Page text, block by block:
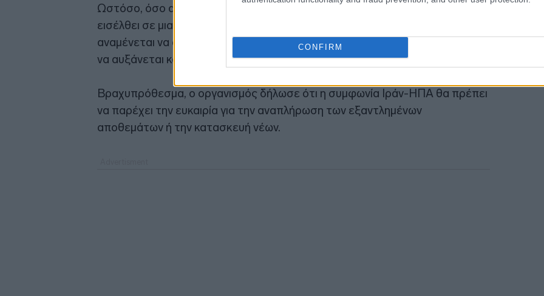
CONFIRM
Ωστόσο, όσο αφορά το 2027 ο IEA δήλωσε ότι η αγορά πετρελαίου θα
εισέλθει σε μια σημαντική υπερπροσφορά, με την παγκόσμια παραγωγή να
αναμένεται να αυξηθεί κατά 8 εκατομμύρια βαρέλια την ημέρα και τη ζήτηση
να αυξάνεται κατά μόλις 2 εκατομμύρια.
Βραχυπρόθεσμα, ο οργανισμός δήλωσε ότι η συμφωνία Ιράν-ΗΠΑ θα πρέπει
να παρέχει την ευκαιρία για την αναπλήρωση των εξαντλημένων
αποθεμάτων ή την κατασκευή νέων.